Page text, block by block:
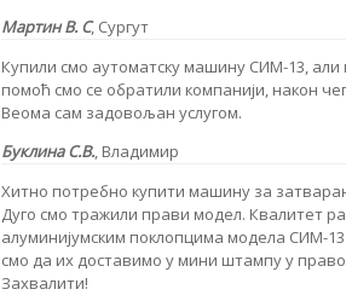
Мартин В. С, Сургут
Купили смо аутоматску машину СИМ-13,
помоћ смо се обратили компанији, након
Веома сам задовољан услугом.
Буклина С.В., Владимир
Хитно потребно купити машину за
Дуго смо тражили прави модел. Квалитет
алуминијумским поклопцима модела СИМ-
смо да их доставимо у мини штампу у
Захвалити!